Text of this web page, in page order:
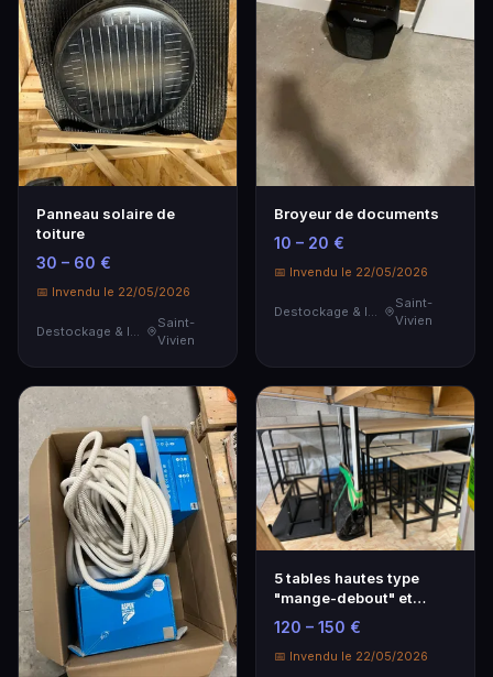
Panneau solaire de
toiture
30 – 60 €
📅 Invendu le 22/05/2026
Destockage & Invendus
Saint-
Vivien
Broyeur de documents
10 – 20 €
📅 Invendu le 22/05/2026
Destockage & Invendus
Saint-
Vivien
5 tables hautes type
"mange-debout" et
tabourets hauts
120 – 150 €
📅 Invendu le 22/05/2026